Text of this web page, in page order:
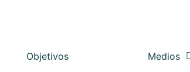
Objetivos Medios